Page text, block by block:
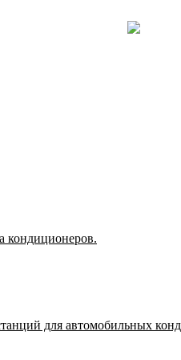
кондиционеров.
для автомобильных